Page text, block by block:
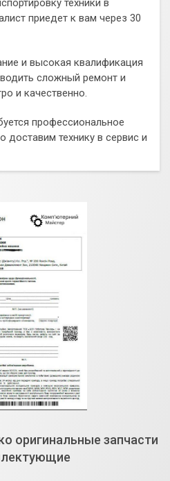
техники в
приедет к вам через 30
и высокая квалификация
сложный ремонт и
и качественно.
профессиональное
доставим технику в сервис и
оригинальные запчасти